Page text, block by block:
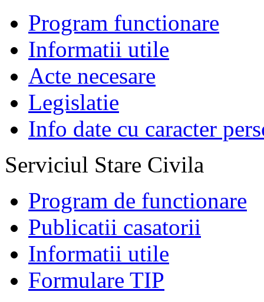
Program functionare
Informatii utile
Acte necesare
Legislatie
Info date cu caracter
Serviciul Stare Civila
Program de functionare
Publicatii casatorii
Informatii utile
Formulare TIP